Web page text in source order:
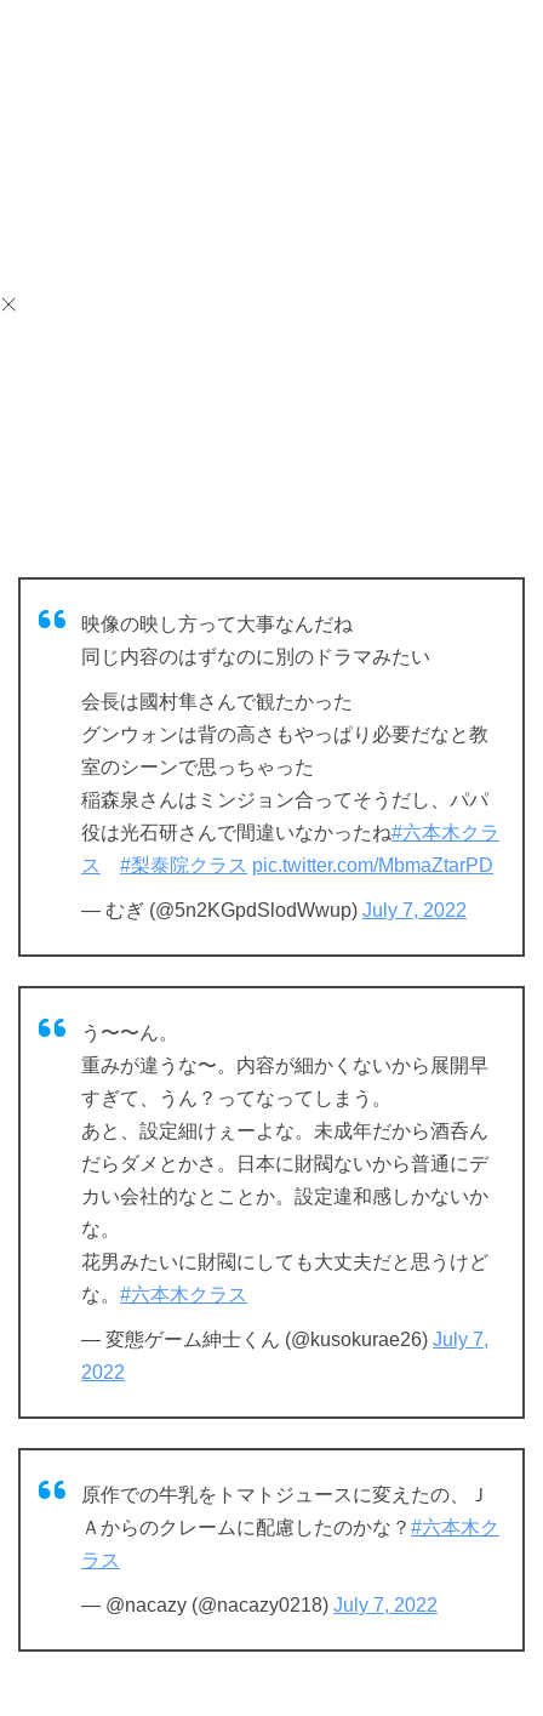
映像の映し方って大事なんだね
同じ内容のはずなのに別のドラマみたい
会長は國村隼さんで観たかった
グンウォンは背の高さもやっぱり必要だなと教
室のシーンで思っちゃった
稲森泉さんはミンジョン合ってそうだし、パパ
役は光石研さんで間違いなかったね#六本木クラ
ス
#梨泰院クラス pic.twitter.com/MbmaZtarPD
— むぎ (@5n2KGpdSlodWwup) July 7, 2022
う〜〜ん。
重みが違うな〜。内容が細かくないから展開早
すぎて、うん？ってなってしまう。
あと、設定細けぇーよな。未成年だから酒呑ん
だらダメとかさ。日本に財閥ないから普通にデ
カい会社的なとことか。設定違和感しかないか
な。
花男みたいに財閥にしても大丈夫だと思うけど
な。 #六本木クラス
— 変態ゲーム紳士くん (@kusokurae26) July 7,
2022
原作での牛乳をトマトジュースに変えたの、Ｊ
Ａからのクレームに配慮したのかな？ #六本木ク
ラス
— @nacazy (@nacazy0218) July 7, 2022